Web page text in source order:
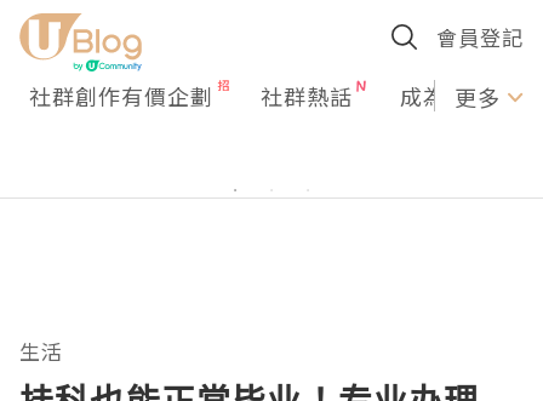
會員登記
社群創作有價企劃 社群熱話 成為U更多
生活